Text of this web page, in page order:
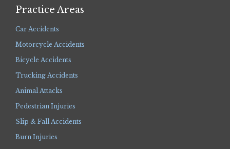
Practice Areas
Car Accidents
Motorcycle Accidents
Bicycle Accidents
Trucking Accidents
Animal Attacks
Pedestrian Injuries
Slip & Fall Accidents
Burn Injuries